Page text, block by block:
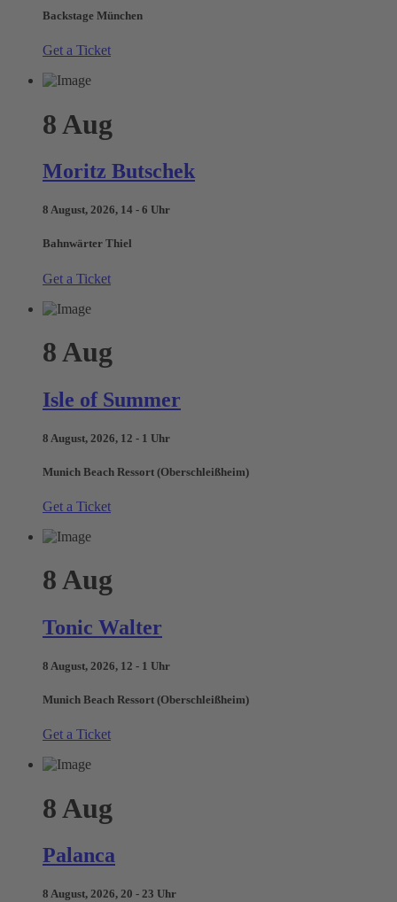
Backstage München
Get a Ticket
8 Aug
Moritz Butschek
8 August, 2026, 14 - 6 Uhr
Bahnwärter Thiel
Get a Ticket
8 Aug
Isle of Summer
8 August, 2026, 12 - 1 Uhr
Munich Beach Ressort (Oberschleißheim)
Get a Ticket
8Aug
Tonic Walter
8 August, 2026, 12 - 1 Uhr
Munich Beach Ressort (Oberschleißheim)
Get a Ticket
8 Aug
Palanca
8 August, 2026, 20 - 23 Uhr